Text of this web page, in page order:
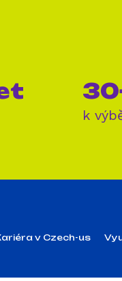
k
v Czech-us